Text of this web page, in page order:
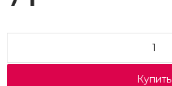
Купить